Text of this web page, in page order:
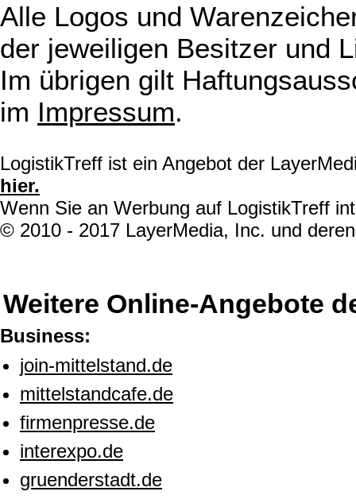
Alle Logos und
der jeweiligen Besitzer und
Im übrigen gilt
im Impressum.
LogistikTreff ist ein Angebot der
hier.
Wenn Sie an Werbung auf LogistikTreff
© 2010 - 2017 LayerMedia, Inc. und
Weitere Online-Angebote
Business:
join-mittelstand.de
mittelstandcafe.de
firmenpresse.de
interexpo.de
gruenderstadt.de